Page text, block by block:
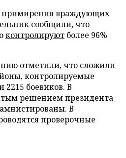
примирения враждующих
сообщили, что
контролируют более 96%
отметили, что сложили
контролируемые
боевиков. В
решением президента
В
проверочные